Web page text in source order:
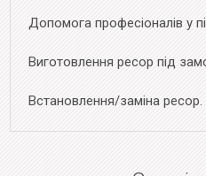
Допомога професіоналів у
Виготовлення ресор під
Встановлення/заміна ресор.